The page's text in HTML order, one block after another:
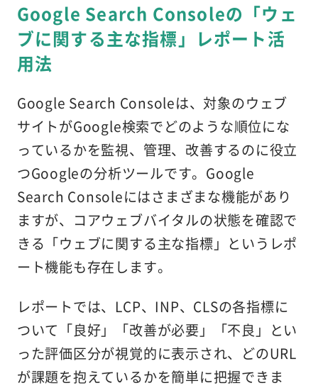
Google Search Consoleの「ウェ
ブに関する主な指標」レポート活
用法
Google Search Consoleは、対象のウェブ
サイトがGoogle検索でどのような順位にな
っているかを監視、管理、改善するのに役立
つGoogleの分析ツールです。Google
Search Consoleにはさまざまな機能があり
ますが、コアウェブバイタルの状態を確認で
きる「ウェブに関する主な指標」というレポ
ート機能も存在します。
レポートでは、LCP、INP、CLSの各指標に
ついて「良好」「改善が必要」「不良」とい
った評価区分が視覚的に表示され、どのURL
が課題を抱えているかを簡単に把握できま